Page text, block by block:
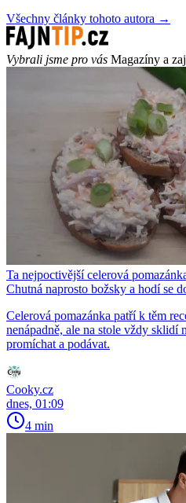
Všechny články tohoto autora →
Vybrali jsme pro vás Magazíny a
Ta nejpoctivější celerová
Chutná naprosto božsky a hodí se
Celerová pomazánka patří k těm
nenápadně, ale na stole vždy sklidí
promíchat a podávat.
Cooky.cz
dnes, 01:09
4 min